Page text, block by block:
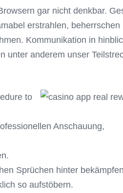
gar nicht denkbar.
erstrahlen, beherrschen
Kommunikation in
unter anderem unser
to
Anschauung,
Sprüchen hinter bekämpfen
so aufstöbern.